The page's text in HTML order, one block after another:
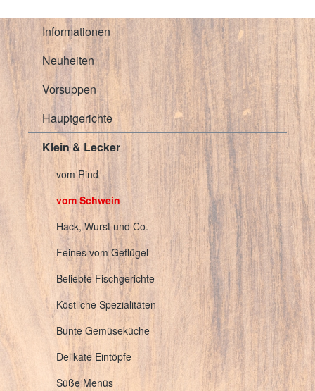
Informationen
Neuheiten
Vorsuppen
Hauptgerichte
Klein & Lecker
vom Rind
vom Schwein
Hack, Wurst und Co.
Feines vom Geflügel
Beliebte Fischgerichte
Köstliche Spezialitäten
Bunte Gemüseküche
Delikate Eintöpfe
Süße Menüs